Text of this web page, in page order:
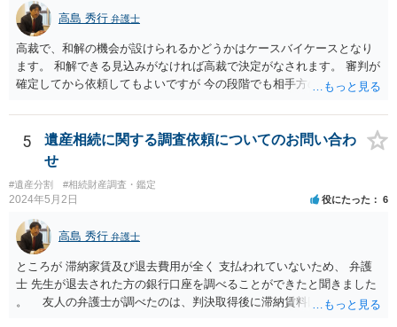
すが、現代では、各々が自由に価格設定をしていますので、特に相場
はお示しできません。ただし、かつて日本弁護士連合会が設けていた
報酬基準を踏まえて価格設定している弁護士は一定数いると思います
ので、それが一応の目安となるでしょう。
高島 秀行 弁護士
高裁で、和解の機会が設けられるかどうかはケースバイケースとなり
ます。 和解できる見込みがなければ高裁で決定がなされます。 審判が
確定してから依頼してもよいですが 今の段階でも相手方の連絡が迷惑
5
遺産相続に関する調査依頼についてのお問い合わ
せ
#遺産分割 #相続財産調査・鑑定
2024年5月2日 役にたった 6
高島 秀行 弁護士
ところが 滞納家賃及び退去費用が全く 支払われていないため、 弁護
士 先生が退去された方の銀行口座を調べることができたと聞きました
。 友人の弁護士が調べたのは、判決取得後に滞納賃料回収のため